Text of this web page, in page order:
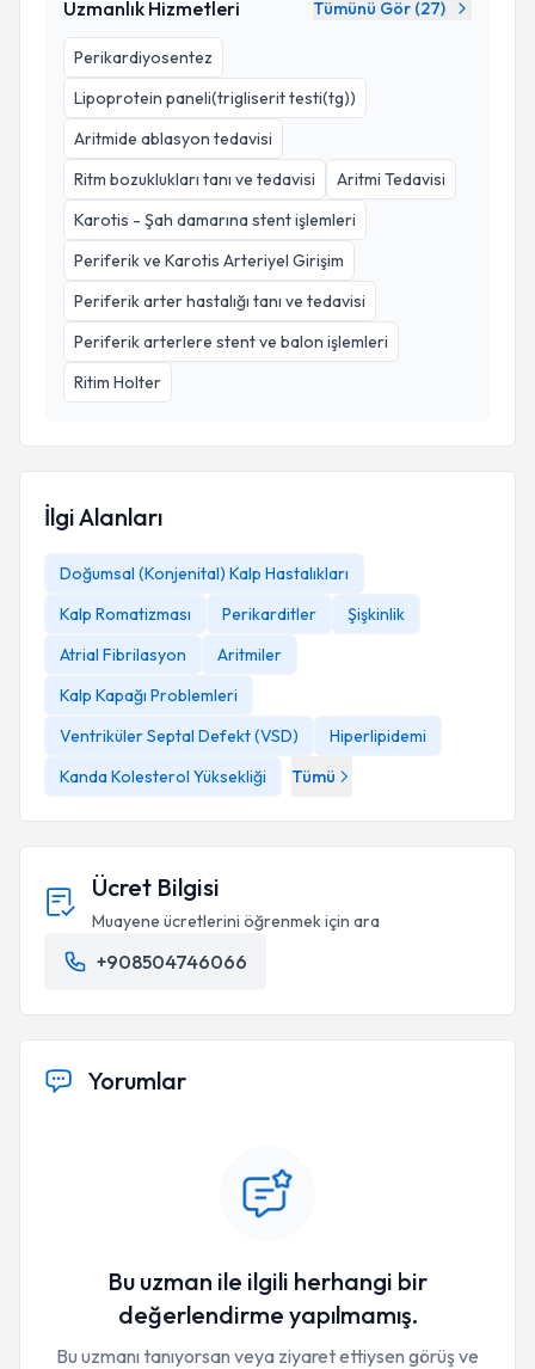
Uzmanlık Hizmetleri Tümünü Gör (27)
Perikardiyosentez
Lipoprotein paneli(trigliserit testi(tg))
Aritmide ablasyon tedavisi
Ritm bozuklukları tanı ve tedavisi
Aritmi Tedavisi
Karotis - Şah damarına stent işlemleri
Periferik ve Karotis Arteriyel Girişim
Periferik arter hastalığı tanı ve tedavisi
Periferik arterlere stent ve balon işlemleri
Ritim Holter
İlgi Alanları
Doğumsal (Konjenital) Kalp Hastalıkları
Kalp Romatizması
Perikarditler
Şişkinlik
Atrial Fibrilasyon
Aritmiler
Kalp Kapağı Problemleri
Ventriküler Septal Defekt (VSD)
Hiperlipidemi
Kanda Kolesterol Yüksekliği
Tümü
Ücret Bilgisi
Muayene ücretlerini öğrenmek için ara
+908504746066
Yorumlar
Bu uzman ile ilgili herhangi bir
değerlendirme yapılmamış.
Bu uzmanı tanıyorsan veya ziyaret ettiysen görüş ve